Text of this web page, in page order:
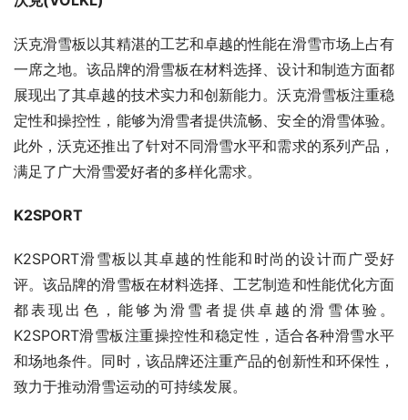
沃克滑雪板以其精湛的工艺和卓越的性能在滑雪市场上占有
一席之地。该品牌的滑雪板在材料选择、设计和制造方面都
展现出了其卓越的技术实力和创新能力。沃克滑雪板注重稳
定性和操控性，能够为滑雪者提供流畅、安全的滑雪体验。
此外，沃克还推出了针对不同滑雪水平和需求的系列产品，
满足了广大滑雪爱好者的多样化需求。
K2SPORT
K2SPORT滑雪板以其卓越的性能和时尚的设计而广受好
评。该品牌的滑雪板在材料选择、工艺制造和性能优化方面
都表现出色，能够为滑雪者提供卓越的滑雪体验。
K2SPORT滑雪板注重操控性和稳定性，适合各种滑雪水平
和场地条件。同时，该品牌还注重产品的创新性和环保性，
致力于推动滑雪运动的可持续发展。